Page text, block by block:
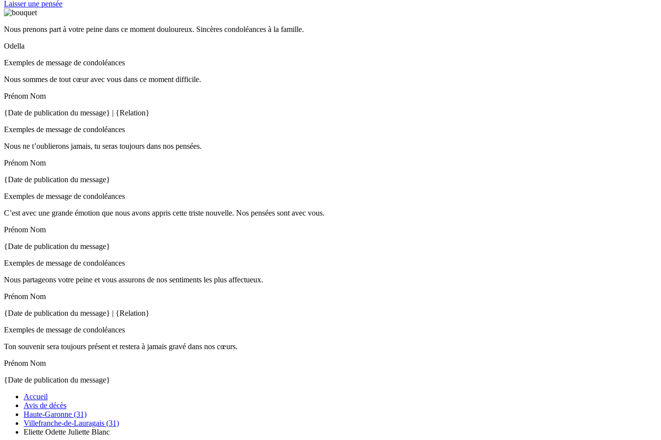
Laisser une pensée
Nous prenons part à votre peine dans ce moment douloureux. Sincères condoléances à la famille.
Odella
Exemples de message de condoléances
Nous sommes de tout cœur avec vous dans ce moment difficile.
Prénom Nom
{Date de publication du message} | {Relation}
Exemples de message de condoléances
Nous ne t’oublierons jamais, tu seras toujours dans nos pensées.
Prénom Nom
{Date de publication du message}
Exemples de message de condoléances
C’est avec une grande émotion que nous avons appris cette triste nouvelle. Nos pensées sont avec vous.
Prénom Nom
{Date de publication du message}
Exemples de message de condoléances
Nous partageons votre peine et vous assurons de nos sentiments les plus affectueux.
Prénom Nom
{Date de publication du message} | {Relation}
Exemples de message de condoléances
Ton souvenir sera toujours présent et restera à jamais gravé dans nos cœurs.
Prénom Nom
{Date de publication du message}
Accueil
Avis de décès
Haute-Garonne (31)
Villefranche-de-Lauragais (31)
Eliette Odette Juliette Blanc